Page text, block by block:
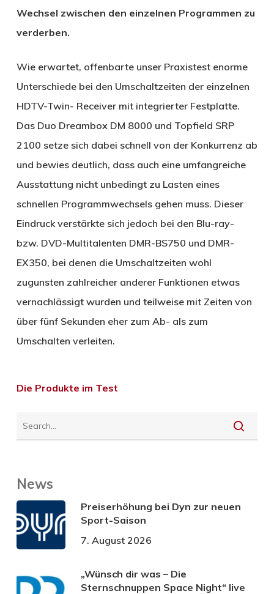
Wechsel zwischen den einzelnen Programmen zu
verderben.
Wie erwartet, offenbarte unser Praxistest enorme
Unterschiede bei den Umschaltzeiten der einzelnen
HDTV-Twin- Receiver mit integrierter Festplatte.
Das Duo Dreambox DM 8000 und Topfield SRP
2100 setze sich dabei schnell von der Konkurrenz ab
und bewies deutlich, dass auch eine umfangreiche
Ausstattung nicht unbedingt zu Lasten eines
schnellen Programmwechsels gehen muss. Dieser
Eindruck verstärkte sich jedoch bei den Blu-ray-
bzw. DVD-Multitalenten DMR-BS750 und DMR-
EX350, bei denen die Umschaltzeiten wohl
zugunsten zahlreicher anderer Funktionen etwas
vernachlässigt wurden und teilweise mit Zeiten von
über fünf Sekunden eher zum Ab- als zum
Umschalten verleiten.
Die Produkte im Test
News
Preiserhöhung bei Dyn zur neuen
Sport-Saison
7. August 2026
„Wünsch dir was – Die
Sternschnuppen Space Night“ live